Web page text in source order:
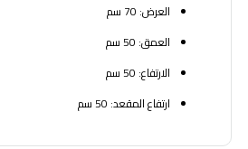
العرض: 70 سم
العمق: 50 سم
الارتفاع: 50 سم
ارتفاع المقعد: 50 سم